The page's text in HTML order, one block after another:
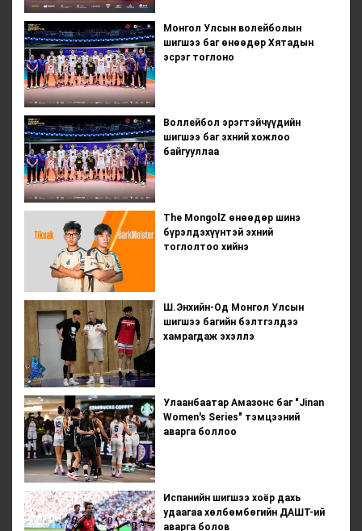
Монгол Улсын волейболын
шигшээ баг өнөөдөр Хятадын
эсрэг тоглоно
Воллейбол эрэгтэйчүүдийн
шигшээ баг эхний хожлоо
байгууллаа
The MongolZ өнөөдөр шинэ
бүрэлдэхүүнтэй эхний
тоглолтоо хийнэ
Ш.Энхийн-Од Монгол Улсын
шигшээ багийн бэлтгэлдээ
хамрагдаж эхэллэ
Улаанбаатар Амазонс баг "Jinan
Women's Series" тэмцээний
аварга боллоо
Испанийн шигшээ хоёр дахь
удаагаа хөлбөмбөгийн ДАШТ-ий
аварга болов